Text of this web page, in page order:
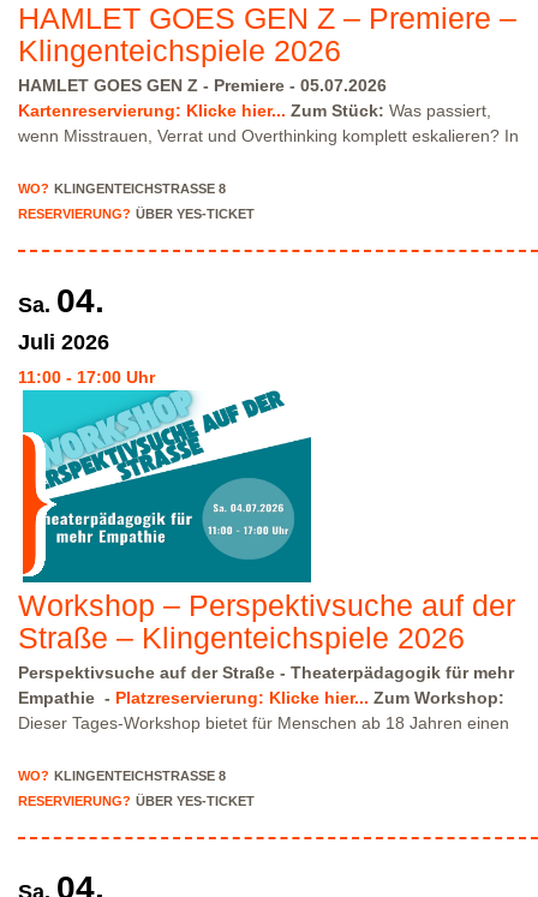
HAMLET GOES GEN Z – Premiere –
Klingenteichspiele 2026
HAMLET GOES GEN Z - Premiere - 05.07.2026
Kartenreservierung: Klicke hier... Zum Stück: Was passiert,
wenn Misstrauen, Verrat und Overthinking komplett eskalieren? In
heutige Vibes: düstere Intrigen, Familiendrama, emotionale
Chaos-Momente — eine Story, in der schnell klar wird: „Es ist
Wahrheit und Rache-Arc. Klassiker trifft Gegenwart — emotional,
dramatisch und manchmal erschreckend relatable.
Clara Ciliox-Schütz
beachte, dass wir nur über eingeschränkte Parkmöglichkeiten in
der Klingenteichstraße verfügen. Hinweise über Parkmöglichkeiten
findest Du hier:Parkmöglichkeiten_TWHD
Theatersaal im 1. Stock nicht barrierefrei über eine Treppe
erreichbar!Kartenreservierung siehe weiter oben!
WO? KLINGENTEICHSTRASSE 8
RESERVIERUNG? ÜBER YES-TICKET
Sa. 04.
Juli 2026
11:00 - 17:00 Uhr
Workshop – Perspektivsuche auf der
Straße – Klingenteichspiele 2026
Perspektivsuche auf der Straße - Theaterpädagogik für mehr
Empathie - Platzreservierung: Klicke hier... Zum Workshop:
Dieser Tages-Workshop bietet für Menschen ab 18 Jahren einen
Ungleichheit zu stärken und Empathie für Menschen ohne eigenen
Wohnraum zu entwickeln. Mithilfe theaterpädagogischer Methoden
gemeinsames Spiel und kreative Übungen werden persönliche
WO? KLINGENTEICHSTRASSE 8
RESERVIERUNG? ÜBER YES-TICKET
Sa. 04.